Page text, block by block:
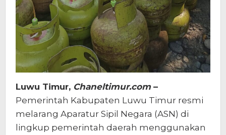
Luwu Timur, Chaneltimur.com–
Pemerintah Kabupaten Luwu Timur resmi
melarang Aparatur Sipil Negara (ASN) di
lingkup pemerintah daerah menggunakan